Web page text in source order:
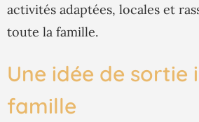
activités adaptées, locales et
toute la famille.
Une idée de sortie
famille